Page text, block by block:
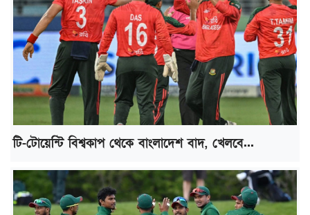
টি-টোয়েন্টি বিশ্বকাপ থেকে বাংলাদেশ বাদ, খেলবে...